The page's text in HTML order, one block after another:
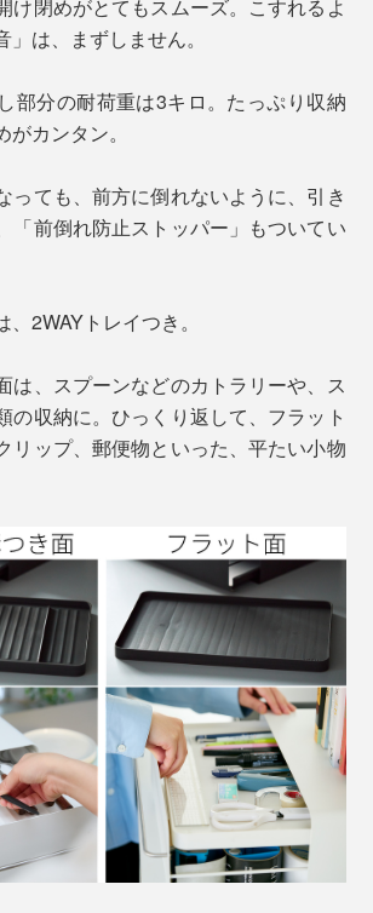
け閉めがとてもスムーズ。こすれるよ
」は、まずしません。
部分の耐荷重は3キロ。たっぷり収納
カンタン。
っても、前方に倒れないように、引き
「前倒れ防止ストッパー」もついてい
2WAYトレイつき。
は、スプーンなどのカトラリーや、ス
の収納に。ひっくり返して、フラット
リップ、郵便物といった、平たい小物